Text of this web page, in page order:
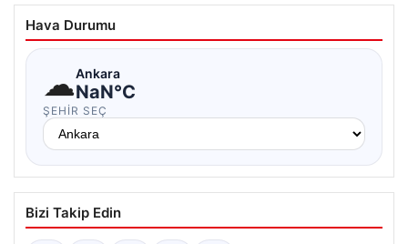
Hava Durumu
☁Ankara
NaN°C
ŞEHIR SEÇ
Bizi Takip Edin